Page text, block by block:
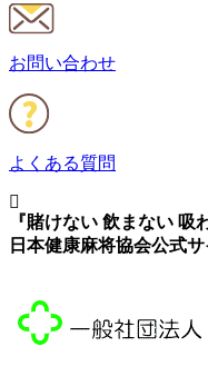
お問い合わせ
よくある質問
『賭けない 飲まない 吸
日本健康麻将協会公式サ